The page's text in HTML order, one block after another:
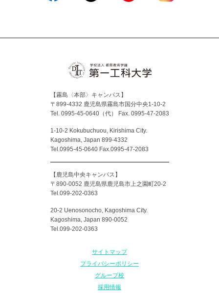
【霧島〈本部〉キャンパス】
〒899-4332 鹿児島県霧島市国分中央1-10-2
Tel. 0995-45-0640（代）
Fax. 0995-47-2083
1-10-2 Kokubuchuou, Kirishima City.
Kagoshima, Japan 899-4332
Tel.0995-45-0640 Fax.0995-47-2083
【鹿児島中央キャンパス】
〒890-0052 鹿児島県鹿児島市上之園町20-2
Tel.099-202-0363
20-2 Uenosonocho, Kagoshima City.
Kagoshima, Japan 890-0052
Tel.099-202-0363
サイトマップ
プライバシーポリシー
グループ校
採用情報